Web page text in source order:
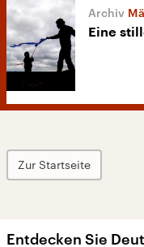
Eine
Zur Startseite
Entdecken Sie